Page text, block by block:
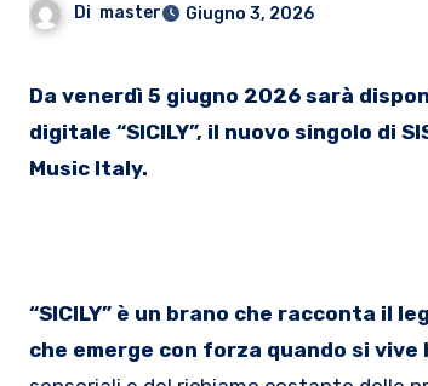
Di master Giugno 3, 2026
Da venerdì 5 giugno 2026 sarà disponibile in rotazione radiofonica e su tutte le piattaforme di streaming
digitale “SICILY”, il nuovo singolo di
Music Italy.
“SICILY” è un brano che racconta il
che emerge con forza quando si vive